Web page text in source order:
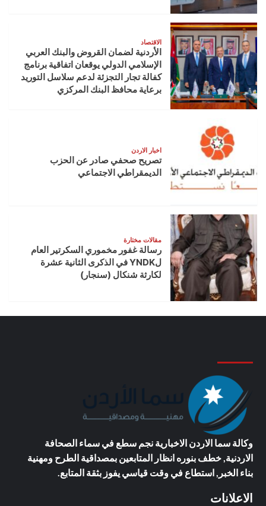
الاقتصاد
الأردنية لضمان القروض والبنك العربي
الإسلامي الدولي يوقعان اتفاقية برنامج
كفالة تجار التجزئة لدعم سلاسل التوريد
برعاية محافظ البنك المركزي
اخبار الاردن
تصريح صحفي صادر عن الحزب
الديمقراطي الاجتماعي
مقالات مختارة
رسالة غفور مخموري السكرتير العام
لYNDK في الذكرى الثانية عشرة
لكارثة شنكال (سنجار)
وكالة سما الاردن الاخباريةنجم سطع في سماء الصحافة
الاردنية, خطف بنوره انظار المتابعين بمصداقية الطرح ومهنية
بناء الخبر, استطاع في وقت قياسي يفوز بثقة المتابع.
الاعلانات